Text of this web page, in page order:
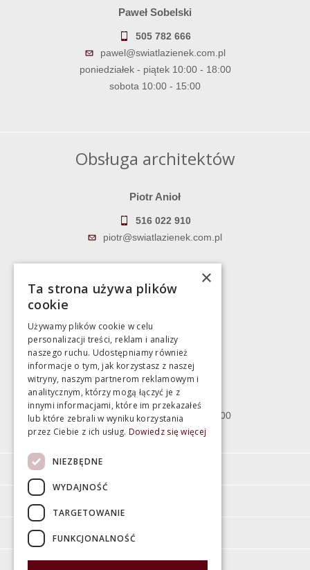
Paweł Sobelski
505 782 666
pawel@swiatlazienek.com.pl
poniedziałek - piątek 10:00 - 18:00
sobota 10:00 - 15:00
Obsługa architektów
Piotr Anioł
516 022 910
piotr@swiatlazienek.com.pl
783 043 083
Magazyn
Bartycka 24/26 Hala 100
00-716 Warszawa
poniedziałek - piątek 10:00 - 18:00
sobota 10:00 - 15:00
Moje konto
O firmie
×
Ta strona używa plików
cookie
Używamy plików cookie w celu
personalizacji treści, reklam i analizy
naszego ruchu. Udostępniamy również
informacje o tym, jak korzystasz z naszej
witryny, naszym partnerom reklamowym i
analitycznym, którzy mogą łączyć je z
innymi informacjami, które im przekazałeś
lub które zebrali w wyniku korzystania
przez Ciebie z ich usług. Dowiedz się więcej
NIEZBĘDNE
WYDAJNOŚĆ
TARGETOWANIE
FUNKCJONALNOŚĆ